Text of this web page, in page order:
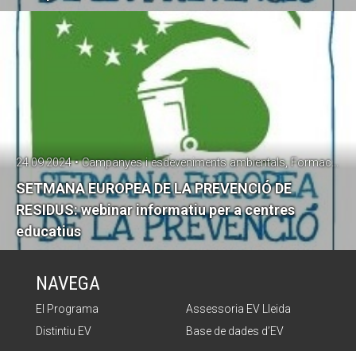
SETMANA EUROPEA DE LA PREVENCIÓ DE
RESIDUS: webinar informatiu per a centres
educatius
24.09.2024 • Campanyes i esdeveniments ambientals, Formació, SetmanaPrevencióResidus
NAVEGA
El Programa
Distintiu EV
Assessoria EV Lleida
Base de dades d’EV